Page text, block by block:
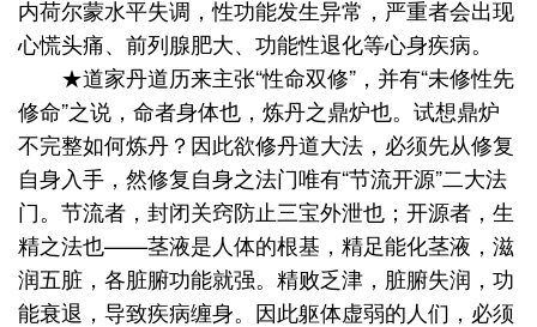
内荷尔蒙水平失调，性功能发生异常，严重者会出现
心慌头痛、前列腺肥大、功能性退化等心身疾病。
★道家丹道历来主张“性命双修”，并有“未修性先
修命”之说，命者身体也，炼丹之鼎炉也。试想鼎炉
不完整如何炼丹？因此欲修丹道大法，必须先从修复
自身入手，然修复自身之法门唯有“节流开源”二大法
门。节流者，封闭关窍防止三宝外泄也；开源者，生
精之法也——茎液是人体的根基，精足能化茎液，滋
润五脏，各脏腑功能就强。精败乏津，脏腑失润，功
能衰退，导致疾病缠身。因此躯体虚弱的人们，必须